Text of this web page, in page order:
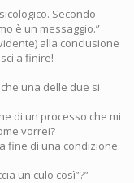
Secondo
è un messaggio.”
alla conclusione
a finire!
una delle due si
di un processo che mi
vorrei?
fine di una condizione
un culo così”?”